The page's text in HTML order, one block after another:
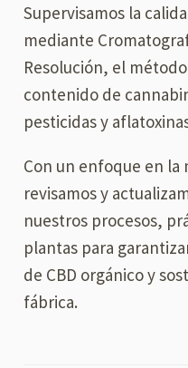
Supervisamos la
mediante
Resolución, el
contenido de
pesticidas y
Con un enfoque en la
revisamos y
nuestros procesos,
plantas para
de CBD orgánico y
fábrica.